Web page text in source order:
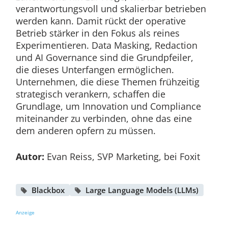
verantwortungsvoll und skalierbar betrieben
werden kann. Damit rückt der operative
Betrieb stärker in den Fokus als reines
Experimentieren. Data Masking, Redaction
und AI Governance sind die Grundpfeiler,
die dieses Unterfangen ermöglichen.
Unternehmen, die diese Themen frühzeitig
strategisch verankern, schaffen die
Grundlage, um Innovation und Compliance
miteinander zu verbinden, ohne das eine
dem anderen opfern zu müssen.
Autor: Evan Reiss, SVP Marketing, bei Foxit
Blackbox Large Language Models (LLMs)
Anzeige